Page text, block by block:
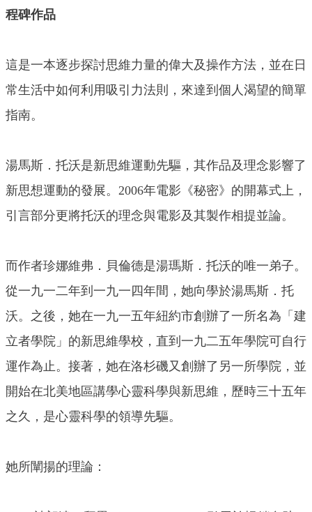
程碑作品
這是一本逐步探討思維力量的偉大及操作方法，並在日
常生活中如何利用吸引力法則，來達到個人渴望的簡單
指南。
湯馬斯．托沃是新思維運動先驅，其作品及理念影響了
新思想運動的發展。2006年電影《秘密》的開幕式上，
引言部分更將托沃的理念與電影及其製作相提並論。
而作者珍娜維弗．貝倫德是湯瑪斯．托沃的唯一弟子。
從一九一二年到一九一四年間，她向學於湯馬斯．托
沃。之後，她在一九一五年紐約市創辦了一所名為「建
立者學院」的新思維學校，直到一九二五年學院可自行
運作為止。接著，她在洛杉磯又創辦了另一所學院，並
開始在北美地區講學心靈科學與新思維，歷時三十五年
之久，是心靈科學的領導先驅。
她所闡揚的理論：